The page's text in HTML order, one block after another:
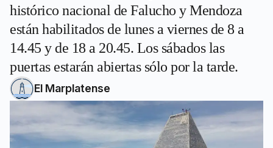
histórico nacional de Falucho y Mendoza
están habilitados de lunes a viernes de 8 a
14.45 y de 18 a 20.45. Los sábados las
puertas estarán abiertas sólo por la tarde.
El Marplatense